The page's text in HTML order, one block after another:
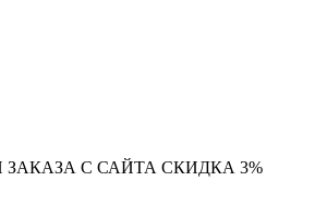
С САЙТА СКИДКА 3%